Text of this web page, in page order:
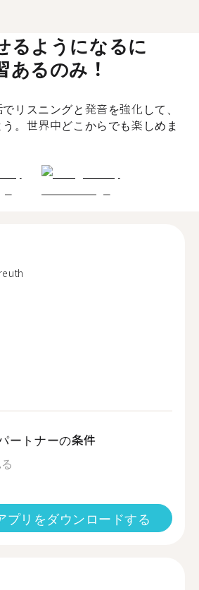
るようになるに
あるのみ！
リスニングと発音を強化して、
。世界中どこからでも楽しめま
ートナーの条件
プリをダウンロードする